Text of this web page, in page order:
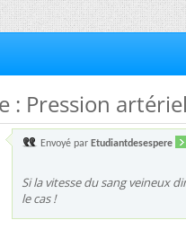
: Pression
Envoyé par Etudiantdesespere
Si la vitesse du sang veineux
le cas !